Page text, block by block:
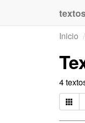
Inicio
4